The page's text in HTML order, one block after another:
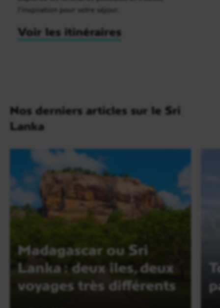
l’inspiration pour votre séjour.
Voir les itinéraires
Nos derniers articles sur le Sri
Lanka
Madagascar ou Sri
Lanka : deux îles, deux
voyages très différents